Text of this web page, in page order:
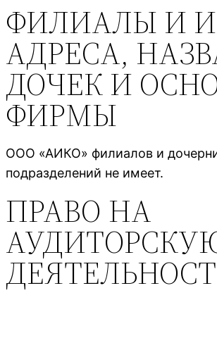
ФИЛИАЛЫ И
АДРЕСА,
ДОЧЕК И
ФИРМЫ
ООО «АИКО» филиалов и
подразделений не имеет.
ПРАВО НА